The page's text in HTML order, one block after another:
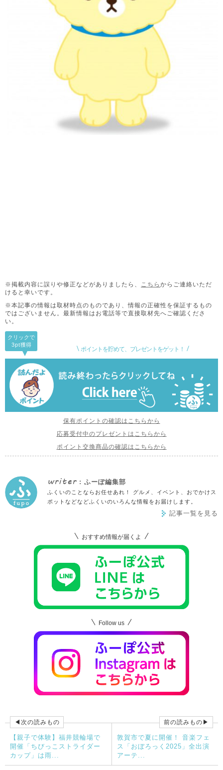
※掲載内容に誤りや修正などがありましたら、 こちら からご連絡いただ
けると幸いです。
※本記事の情報は取材時点のものであり、情報の正確性を保証するもの
ではございません。 最新情報はお電話等で直接取材先へご確認くださ
い。
ポイントを貯めて、プレゼントをゲット！
クリックで
3pt獲得
保有ポイントの確認はこちらから
応募受付中のプレゼントはこちらから
ポイント交換商品の確認はこちらから
writer : ふーぽ編集部
ふくいのことならお任せあれ！ グルメ、イベント、おでかけス
ポットなどなどふくいのいろんな情報をお届けします。
記事一覧を見る
おすすめ情報が届くよ
Follow us
◀次の読みもの
【親子で体験】福井競輪場で
開催「ちびっこストライダー
カップ」は雨...
前の読みもの▶
敦賀市で夏に開催！ 音楽フェ
ス「おぼろっく2025」全出演
アーテ...